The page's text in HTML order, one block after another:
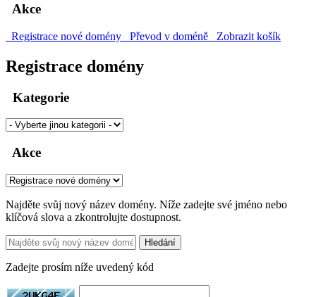
Akce
Registrace nové domény Převod v doméně Zobrazit košík
Registrace domény
Kategorie
Akce
Najděte svůj nový název domény. Níže zadejte své jméno nebo
klíčová slova a zkontrolujte dostupnost.
Hledání
Zadejte prosím níže uvedený kód